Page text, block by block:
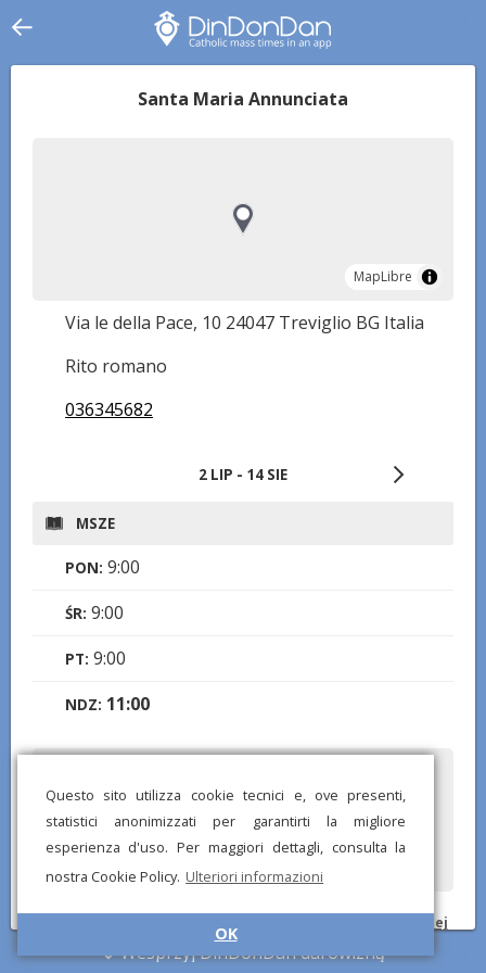
Questo sito utilizza cookie tecnici e, ove presenti,
statistici anonimizzati per garantirti la migliore
esperienza d'uso. Per maggiori dettagli, consulta la
nostra Cookie Policy. Ulteriori informazioni
OK
Santa Maria Annunciata
MapLibre
MapLibre
Via le della Pace, 10 24047 Treviglio BG Italia
Rito romano
036345682
2 LIP - 14 SIE
MSZE
PON: 9:00
ŚR: 9:00
PT: 9:00
NDZ: 11:00
nam raport, a postaramy się je jak najszybciej poprawić!
Dodaj do swojej
strony internetowej
Wesprzyj DinDonDan darowizną